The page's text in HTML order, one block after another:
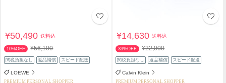
¥50,490送料込
10%OFF ¥56,100
関税負担なし 返品補償 スピード配送
LOEWE
PREMIUM PERSONAL SHOPPER
¥14,630送料込
33%OFF ¥22,000
関税負担なし 返品補償 スピード配送
Calvin Klein
PREMIUM PERSONAL SHOPPER